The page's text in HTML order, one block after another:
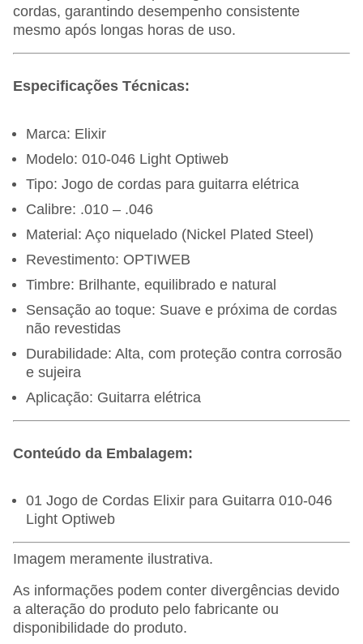
cordas, garantindo desempenho consistente
mesmo após longas horas de uso.
Especificações Técnicas:
Marca: Elixir
Modelo: 010-046 Light Optiweb
Tipo: Jogo de cordas para guitarra elétrica
Calibre: .010 – .046
Material: Aço niquelado (Nickel Plated Steel)
Revestimento: OPTIWEB
Timbre: Brilhante, equilibrado e natural
Sensação ao toque: Suave e próxima de cordas
não revestidas
Durabilidade: Alta, com proteção contra corrosão
e sujeira
Aplicação: Guitarra elétrica
Conteúdo da Embalagem:
01 Jogo de Cordas Elixir para Guitarra 010-046
Light Optiweb
Imagem meramente ilustrativa.
As informações podem conter divergências devido
a alteração do produto pelo fabricante ou
disponibilidade do produto.